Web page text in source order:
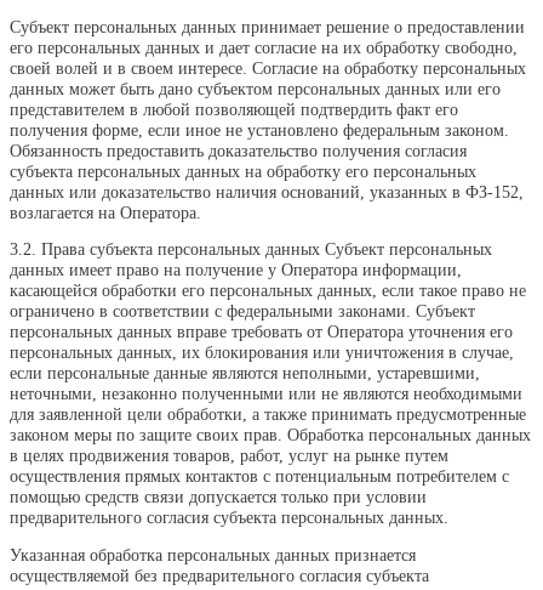
Субъект персональных данных принимает решение о предоставлении
его персональных данных и дает согласие на их обработку свободно,
своей волей и в своем интересе. Согласие на обработку персональных
данных может быть дано субъектом персональных данных или его
представителем в любой позволяющей подтвердить факт его
получения форме, если иное не установлено федеральным законом.
Обязанность предоставить доказательство получения согласия
субъекта персональных данных на обработку его персональных
данных или доказательство наличия оснований, указанных в ФЗ-152,
возлагается на Оператора.
3.2. Права субъекта персональных данных Субъект персональных
данных имеет право на получение у Оператора информации,
касающейся обработки его персональных данных, если такое право не
ограничено в соответствии с федеральными законами. Субъект
персональных данных вправе требовать от Оператора уточнения его
персональных данных, их блокирования или уничтожения в случае,
если персональные данные являются неполными, устаревшими,
неточными, незаконно полученными или не являются необходимыми
для заявленной цели обработки, а также принимать предусмотренные
законом меры по защите своих прав. Обработка персональных данных
в целях продвижения товаров, работ, услуг на рынке путем
осуществления прямых контактов с потенциальным потребителем с
помощью средств связи допускается только при условии
предварительного согласия субъекта персональных данных.
Указанная обработка персональных данных признается
осуществляемой без предварительного согласия субъекта